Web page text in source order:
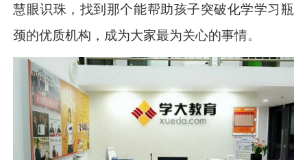
慧眼识珠，找到那个能帮助孩子突破化学学习瓶
颈的优质机构，成为大家最为关心的事情。